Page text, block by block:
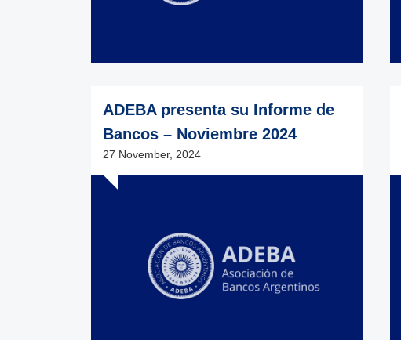
ADEBA presenta su Informe de
Bancos – Noviembre 2024
27 November, 2024